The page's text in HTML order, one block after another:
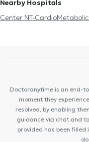
Nearby Hospitals
Center NT-
Doctoranytime is an end-
moment they
resolved, by enabling
guidance via chat and
provided has been filled